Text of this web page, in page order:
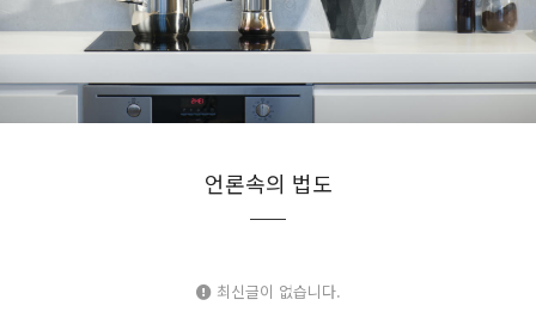
언론속의 법도
최신글이 없습니다.